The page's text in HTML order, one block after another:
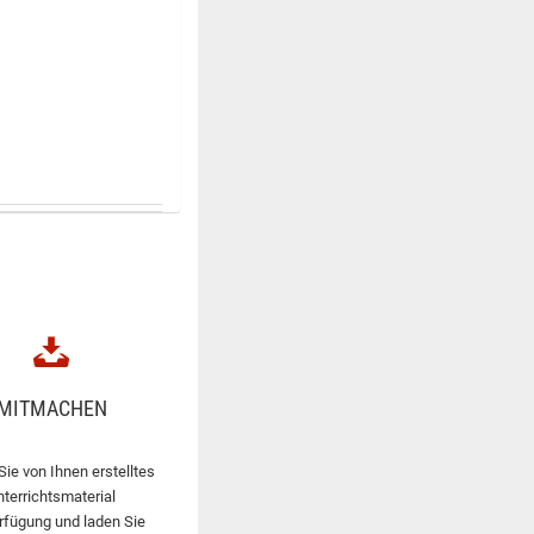
von Ihnen erstelltes
und laden Sie